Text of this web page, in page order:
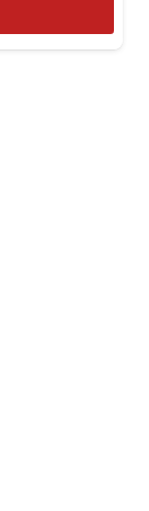
товар